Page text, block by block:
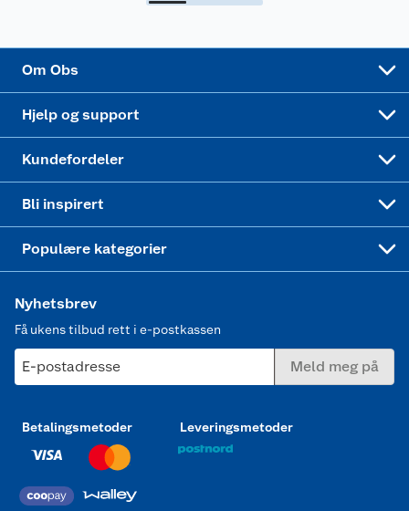
Om Obs
Hjelp og support
Kundefordeler
Bli inspirert
Populære kategorier
Nyhetsbrev
Få ukens tilbud rett i e-postkassen
E-postadresse Meld meg på
Betalingsmetoder Leveringsmetoder